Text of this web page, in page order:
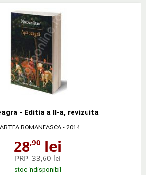
- Editia a II-a, revizuita
ROMANEASCA- 2014
28,90 lei
PRP: 33,60 lei
stoc indisponibil